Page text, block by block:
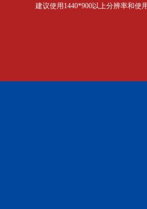
建议使用1440*900以上分辨率和使